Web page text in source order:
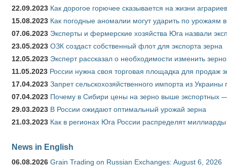
22.09.2023 Как дорогое горючее сказывается на жизни аграриев
15.08.2023 Как погодные аномалии могут ударить по урожаям
07.06.2023 Эксперты и фермерские хозяйства Юга назвали
23.05.2023 ОЗК создаст собственный флот для экспорта зерна
12.05.2023 Эксперт рассказал о необходимости изменить
11.05.2023 России нужна своя торговая площадка для продаж
17.04.2023 Запрет сельскохозяйственного импорта из
07.04.2023 Почему в Сибири цены на зерно выше экспортных
29.03.2023 В России ожидают оптимальный урожай зерна
21.03.2023 Как в регионах Юга России распределят
News in English
06.08.2026 Grain Trading on Russian Exchanges: August 6, 2026